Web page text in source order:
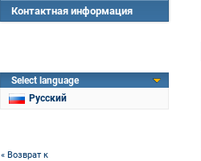
Контактная информация
Select language
Русский
« Возврат к